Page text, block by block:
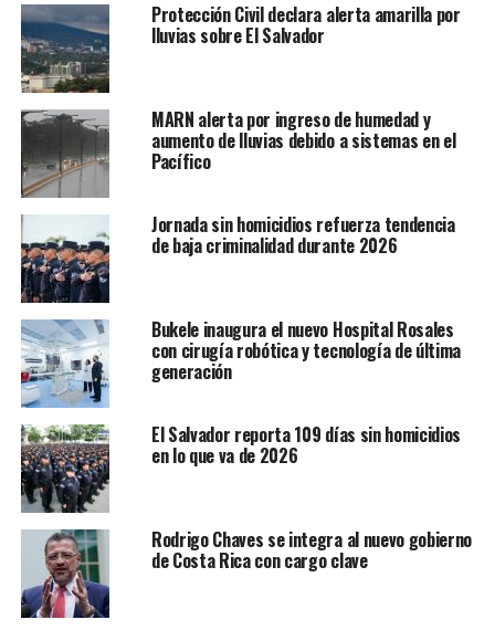
Protección Civil declara alerta amarilla por
lluvias sobre El Salvador
MARN alerta por ingreso de humedad y
aumento de lluvias debido a sistemas en el
Pacífico
Jornada sin homicidios refuerza tendencia
de baja criminalidad durante 2026
Bukele inaugura el nuevo Hospital Rosales
con cirugía robótica y tecnología de última
generación
El Salvador reporta 109 días sin homicidios
en lo que va de 2026
Rodrigo Chaves se integra al nuevo gobierno
de Costa Rica con cargo clave